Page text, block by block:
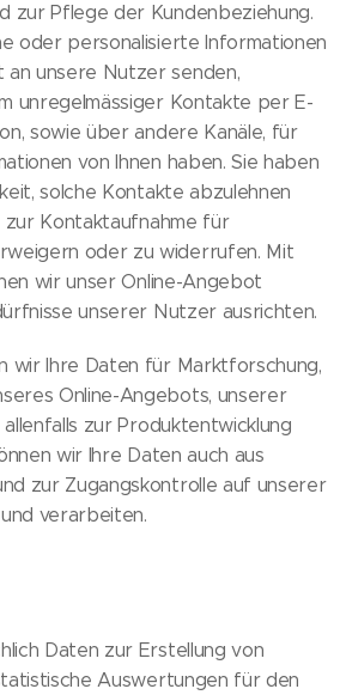
zur Pflege der Kundenbeziehung.
oder personalisierte Informationen
unsere Nutzer senden,
unregelmässiger Kontakte per E-
sowie über andere Kanäle, für
von Ihnen haben. Sie haben
solche Kontakte abzulehnen
zur Kontaktaufnahme für
oder zu widerrufen. Mit
wir unser Online-Angebot
unserer Nutzer ausrichten.
wir Ihre Daten für Marktforschung,
Online-Angebots, unserer
zur Produktentwicklung
wir Ihre Daten auch aus
zur Zugangskontrolle auf unserer
verarbeiten.
Daten zur Erstellung von
Auswertungen für den